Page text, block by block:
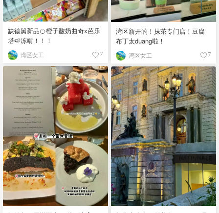
缺德舅新品🍊橙子酸奶曲奇x芭乐
塔🍉冻啃！！！
湾区女工 7
湾区新开的！抹茶专门店！豆腐
布丁太duang啦！
湾区女工 7